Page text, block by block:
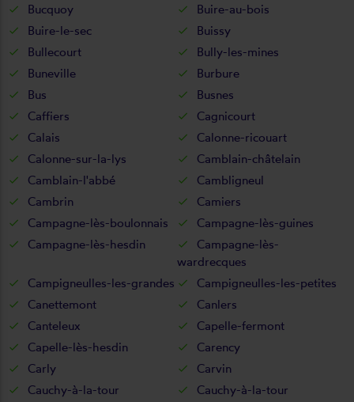
Bucquoy
Buire-au-bois
Buire-le-sec
Buissy
Bullecourt
Bully-les-mines
Buneville
Burbure
Bus
Busnes
Caffiers
Cagnicourt
Calais
Calonne-ricouart
Calonne-sur-la-lys
Camblain-châtelain
Camblain-l'abbé
Cambligneul
Cambrin
Camiers
Campagne-lès-boulonnais
Campagne-lès-guines
Campagne-lès-hesdin
Campagne-lès-
wardrecques
Campigneulles-les-grandes
Campigneulles-les-petites
Canettemont
Canlers
Canteleux
Capelle-fermont
Capelle-lès-hesdin
Carency
Carly
Carvin
Cauchy-à-la-tour
Cauchy-à-la-tour